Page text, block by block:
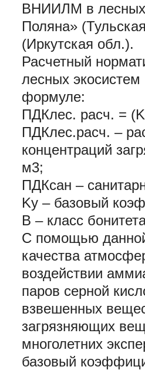
ВНИИЛМ в лесных
Поляна»
(Иркутская обл.).
Расчетный
лесных экосистем
формуле:
ПДКлес. расч. =
ПДКлес.расч. –
концентраций
м3;
ПДКсан –
Ky – базовый
B – класс
С помощью
качества
воздействии
паров серной
взвешенных
загрязняющих
многолетних
базовый